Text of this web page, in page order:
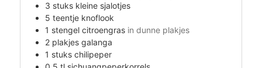
3 stuks kleine sjalotjes
5 teentje knoflook
1 stengel citroengras in dunne plakjes
2 plakjes galanga
1 stuks chilipeper